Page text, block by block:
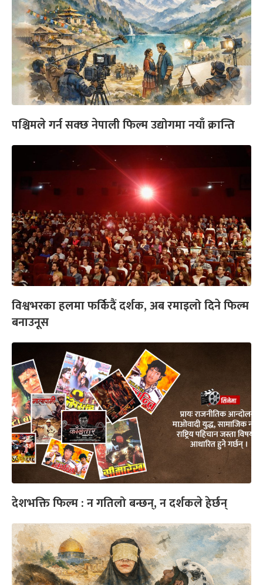
पश्चिमले गर्न सक्छ नेपाली फिल्म उद्योगमा नयाँ क्रान्ति
विश्वभरका हलमा फर्किदैं दर्शक, अब रमाइलो दिने फिल्म
बनाउनूस
देशभक्ति फिल्म : न गतिलो बन्छन्, न दर्शकले हेर्छन्